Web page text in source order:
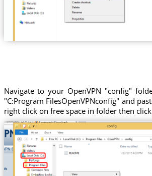
Navigate to your OpenVPN "config"
"C:Program FilesOpenVPNconfig" and
right click on free space in folder then